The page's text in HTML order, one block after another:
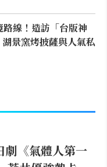
線！造訪「台版神
景窯烤披薩與人氣私
《氣體人第一